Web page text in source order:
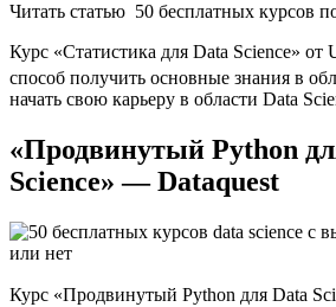
Читать статью 50 бесплатных курсов
Курс «Статистика для Data Science»
способ получить основные знания в
начать свою карьеру в области Data
«Продвинутый Python
Science» — Dataquest
Курс «Продвинутый Python для Data